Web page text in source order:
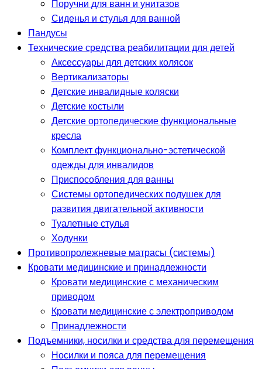
Поручни для ванн и унитазов
Сиденья и стулья для ванной
Пандусы
Технические средства реабилитации для детей
Аксессуары для детских колясок
Вертикализаторы
Детские инвалидные коляски
Детские костыли
Детские ортопедические функциональные
кресла
Комплект функционально-эстетической
одежды для инвалидов
Приспособления для ванны
Системы ортопедических подушек для
развития двигательной активности
Туалетные стулья
Ходунки
Противопролежневые матрасы (системы)
Кровати медицинские и принадлежности
Кровати медицинские с механическим
приводом
Кровати медицинские с электроприводом
Принадлежности
Подъемники, носилки и средства для перемещения
Носилки и пояса для перемещения